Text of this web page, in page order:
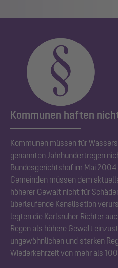
Kommunen haften
Kommunen müssen für
genannten Jahrhundertregen
Bundesgerichtshof im Mai
Gemeinden müssen dem
höherer Gewalt nicht für
überlaufende Kanalisation
legten die Karlsruher Richter
Regen als höhere Gewalt
ungewöhnlichen und starken
Wiederkehrzeit von mehr als